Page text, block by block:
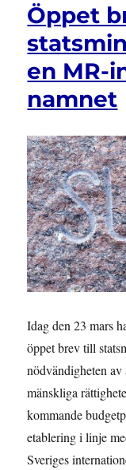
och
dig?
Öppet
en MR-
namnet
Idag den 23 mars
öppet brev till
nödvändigheten
mänskliga
kommande
etablering i linje
Sveriges